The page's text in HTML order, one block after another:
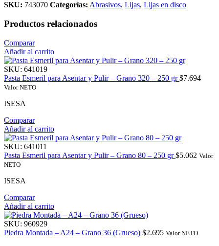
SKU: 743070 Categorías: Abrasivos, Lijas, Lijas en disco
Productos relacionados
Comparar
Añadir al carrito
SKU: 641019
Pasta Esmeril para Asentar y Pulir – Grano 320 – 250 gr$7.694
Valor NETO
ISESA
Comparar
Añadir al carrito
SKU: 641011
Pasta Esmeril para Asentar y Pulir – Grano 80 – 250 gr$5.062 Valor
NETO
ISESA
Comparar
Añadir al carrito
SKU: 960929
Piedra Montada – A24 – Grano 36 (Grueso) $2.695 Valor NETO